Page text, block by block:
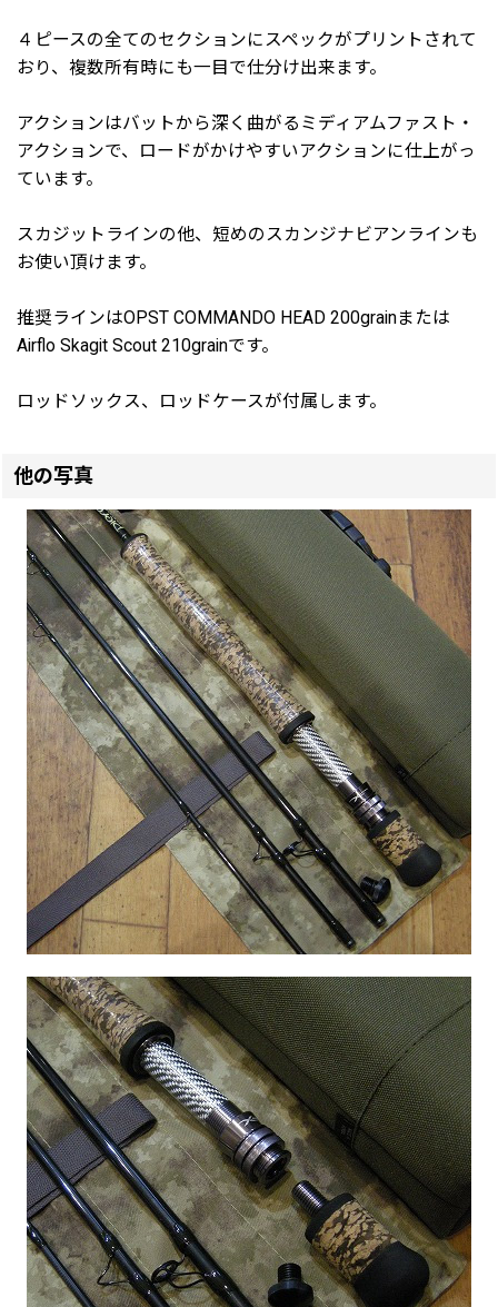
４ピースの全てのセクションにスペックがプリントされて
おり、複数所有時にも一目で仕分け出来ます。
アクションはバットから深く曲がるミディアムファスト・
アクションで、ロードがかけやすいアクションに仕上がっ
ています。
スカジットラインの他、短めのスカンジナビアンラインも
お使い頂けます。
推奨ラインはOPST COMMANDO HEAD 200grainまたは
Airflo Skagit Scout 210grainです。
ロッドソックス、ロッドケースが付属します。
他の写真